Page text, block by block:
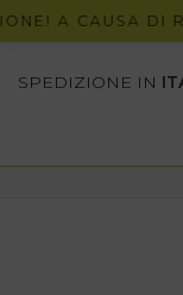
A CAUSA DI
SPEDIZIONE IN